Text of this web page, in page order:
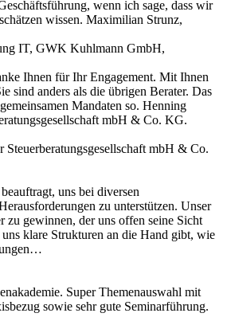
wenn ich sage, dass wir
wissen. Maximilian Strunz,
IT, GWK Kuhlmann GmbH,
Ihnen für Ihr Engagement. Mit Ihnen
sind anders als die übrigen Berater. Das
Mandaten so. Henning
mbH & Co. KG.
Steuerberatungsgesellschaft mbH & Co.
uns bei diversen
zu unterstützen. Unser
zu gewinnen, der uns offen seine Sicht
klare Strukturen an die Hand gibt, wie
Super Themenauswahl mit
sowie sehr gute Seminarführung.